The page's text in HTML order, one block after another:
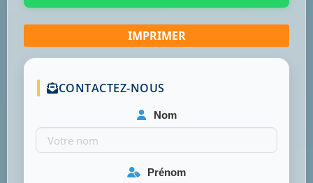
CONTACTEZ-NOUS
Nom
Prénom